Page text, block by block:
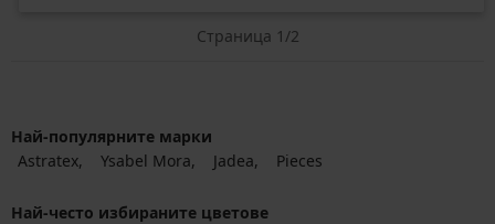
Страница 1/2
Най-популярните марки
Astratex
Ysabel Mora Jadea Pieces
Най-често избираните цветове